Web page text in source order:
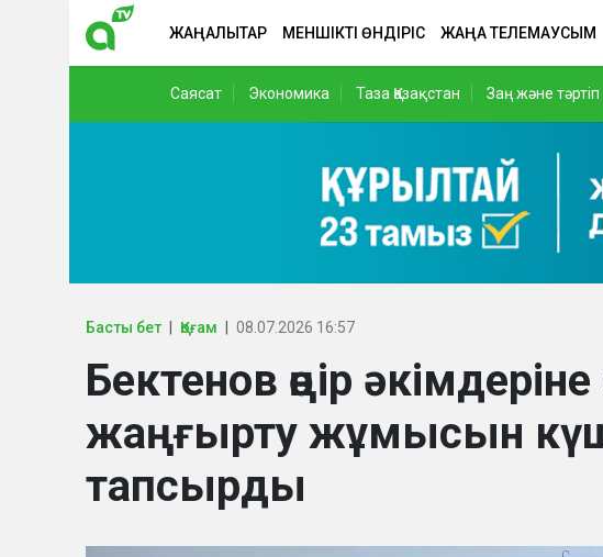
ЖАҢАЛЫҚТАР МЕНШІКТІ ӨНДІРІС ЖАҢА ТЕЛЕМАУСЫМ
Саясат Экономика Таза Қазақстан Заң және тәртіп
Басты бет Қоғам 08.07.2026 16:57
Бектенов өңір
жаңғырту жұмысын
тапсырды